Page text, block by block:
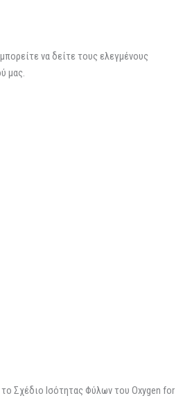
να δείτε τους ελεγμένους
μας.
Σχέδιο Ισότητας Φύλων του Oxygen for